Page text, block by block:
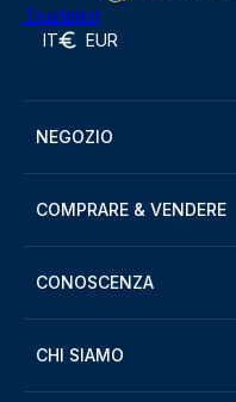
Trustpilot
IT EUR
NEGOZIO
COMPRARE & VENDERE
CONOSCENZA
CHI SIAMO